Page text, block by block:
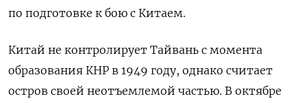
по подготовке к бою с Китаем.
Китай не контролирует Тайвань с момента
образования КНР в 1949 году, однако считает
остров своей неотъемлемой частью. В октябре